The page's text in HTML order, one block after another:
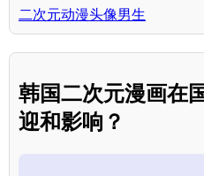
二次元动漫头像男生
韩国二次元漫画在
迎和影响？